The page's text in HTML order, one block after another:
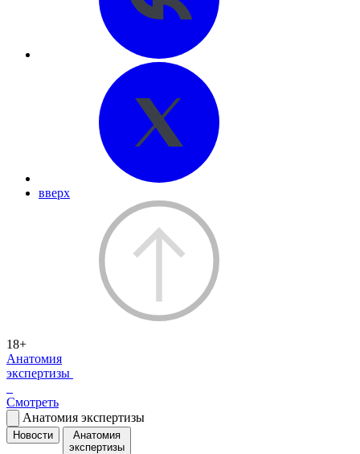
вверх
18+
Анатомия
экспертизы
Смотреть
Анатомия экспертизы
Новости
Анатомия
экспертизы